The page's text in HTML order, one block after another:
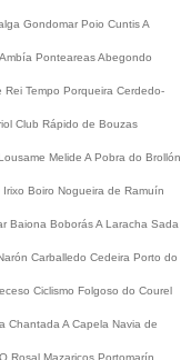
Gondomar Poio CuntisA
PonteareasAbegondo
Rei Tempo Porqueira Cerdedo-
Club Rápido de Bouzas
Melide A Pobra do Brollón
Irixo Boiro Nogueira de Ramuín
Baiona BoborásA Laracha Sada
Carballedo Cedeira Porto do
Ciclismo Folgoso do Courel
Chantada A Capela Navia de
O Rosal Mazaricos Portomarín